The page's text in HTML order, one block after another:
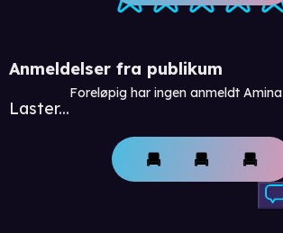
Anmeldelser fra publikum
Laster...
Foreløpig har ingen anmeldt Amina